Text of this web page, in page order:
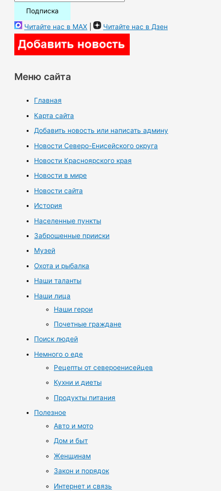
Читайте нас в MAX | Читайте нас в Дзен
Меню сайта
Главная
Карта сайта
Добавить новость или написать админу
Новости Северо-Енисейского округа
Новости Красноярского края
Новости в мире
Новости сайта
История
Населенные пункты
Заброшенные прииски
Музей
Охота и рыбалка
Наши таланты
Наши лица
Наши герои
Почетные граждане
Поиск людей
Немного о еде
Рецепты от североенисейцев
Кухни и диеты
Продукты питания
Полезное
Авто и мото
Дом и быт
Женщинам
Закон и порядок
Интернет и связь